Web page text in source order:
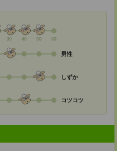
30 40 50 60
男性
しずか
コツコツ